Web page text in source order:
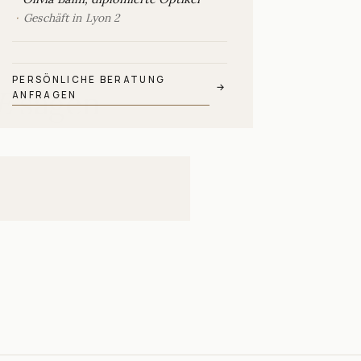
Geschäft in Lyon 2
PERSÖNLICHE BERATUNG
ANFRAGEN
→
sagen